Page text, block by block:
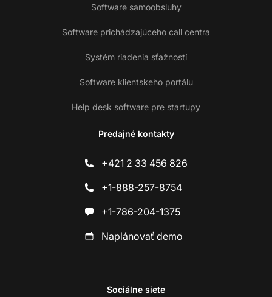
Software samoobsluhy
Software prichádzajúceho call centra
Systém riadenia sťažností
Software klientskeho portálu
Help desk software pre startupy
Predajné kontakty
+421 2 33 456 826
+1-888-257-8754
+1-786-204-1375
Naplánovať demo
Sociálne siete